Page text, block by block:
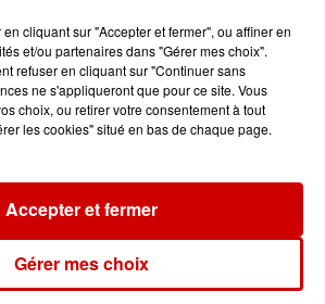
Gagnez vos entrées pour le
du Sport Automobile au
!
séjour en famille au cœur
de la...
cliquant sur "Accepter et fermer", ou affiner en
et/ou partenaires dans "Gérer mes choix".
refuser en cliquant sur "Continuer sans
ne s'appliqueront que pour ce site. Vous
choix, ou retirer votre consentement à tout
les cookies" situé en bas de chaque page.
Gérer mes choix
Accepter et fermer